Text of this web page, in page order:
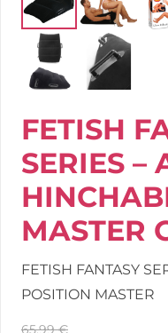
FETISH
SERIES –
MASTER
FETISH FANTASY
POSITION MASTER
65,99€